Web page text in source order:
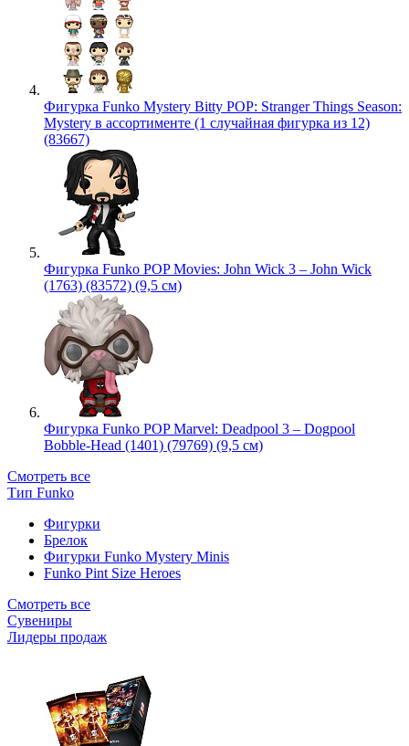
Фигурка Funko Mystery Bitty POP: Stranger Things Season:
Mystery в ассортименте (1 случайная фигурка из 12)
(83667)
Фигурка Funko POP Movies: John Wick 3 – John Wick
(1763) (83572) (9,5 см)
Фигурка Funko POP Marvel: Deadpool 3 – Dogpool
Bobble-Head (1401) (79769) (9,5 см)
Смотреть все
Тип Funko
Фигурки
Брелок
Фигурки Funko Mystery Minis
Funko Pint Size Heroes
Смотреть все
Сувениры
Лидеры продаж